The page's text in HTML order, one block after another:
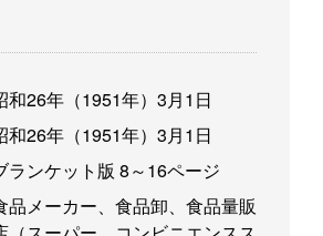
和26年（1951年）3月1日
和26年（1951年）3月1日
ランケット版 8～16ページ
品メーカー、食品卸、食品量販